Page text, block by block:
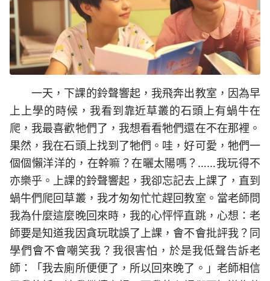
一天，下課的鈴聲響起，我飛奔出教室，因為早
上上學的時候，我看到靠近草叢的石頭上有蝸牛在
爬，我最喜歡牠們了，我想看看牠們還在不在那裡。
果然，我在石頭上找到了牠們。哇，好可愛，牠們一
個個懶洋洋的，在幹嘛？在曬太陽嗎？……我玩得不
亦樂乎。上課的鈴聲響起，我卻忘記去上課了，直到
蝸牛們爬回草叢，我才匆匆忙忙趕回教室。當老師問
我為什麼這麼晚回來時，我的心怦怦直跳，心想：老
師要是知道我因貪玩耽誤了上課，會不會批評我？同
學們會不會嘲笑我？我很害怕，於是我低聲告訴老
師：「我去廁所便便了，所以回來晚了。」老師相信